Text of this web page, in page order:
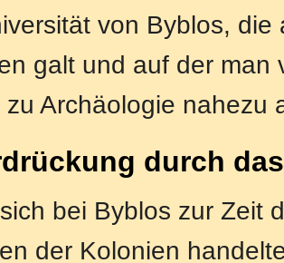
von Byblos,
galt und auf der man
zu Archäologie nahezu
durch
bei Byblos zur Zeit
der Kolonien